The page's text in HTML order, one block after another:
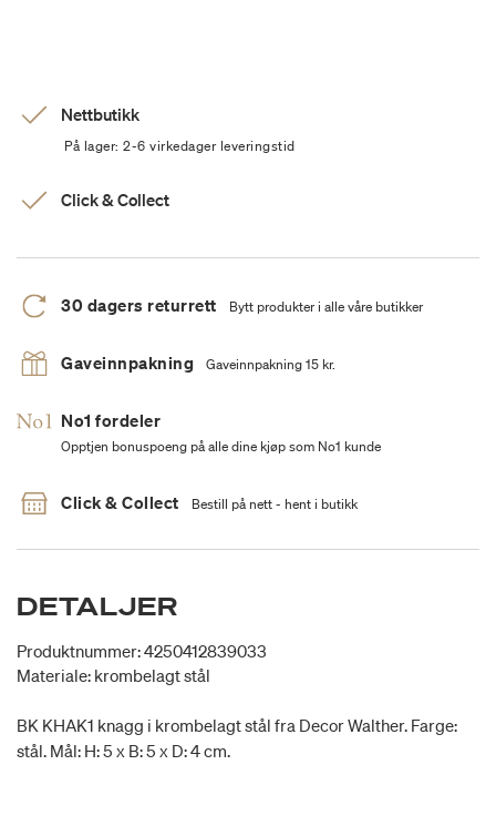
Nettbutikk
På lager: 2-6 virkedager leveringstid
Click & Collect
30 dagers returrett Bytt produkter i alle våre butikker
Gaveinnpakning Gaveinnpakning 15 kr.
No1 fordeler
Opptjen bonuspoeng på alle dine kjøp som No1 kunde
Click & Collect Bestill på nett - hent i butikk
DETALJER
Produktnummer: 4250412839033
Materiale: krombelagt stål
BK KHAK1 knagg i krombelagt stål fra Decor Walther. Farge:
stål. Mål: H: 5 x B: 5 x D: 4 cm.